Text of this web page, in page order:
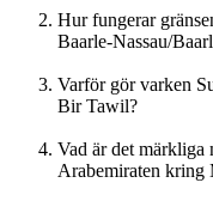
Hur fungerar
Baarle-Nassau/
Varför gör varken
Bir Tawil?
Vad är det märkliga
Arabemiraten kring